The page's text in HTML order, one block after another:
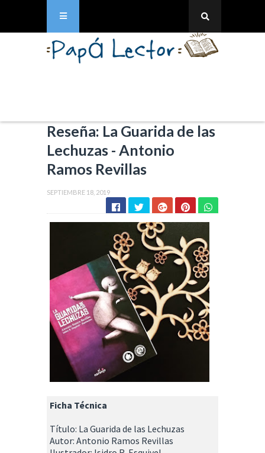
Reseña: La Guarida de las
Lechuzas - Antonio
Ramos Revillas
SEPTIEMBRE 18, 2019
Ficha Técnica
Título: La Guarida de las Lechuzas
Autor: Antonio Ramos Revillas